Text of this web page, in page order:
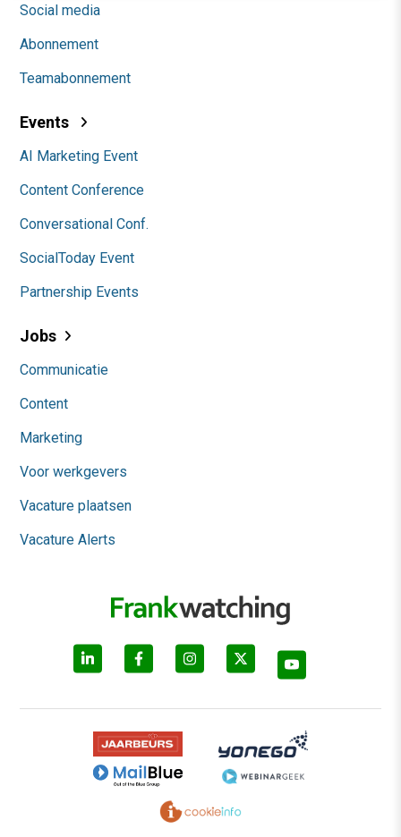
Social media
Abonnement
Teamabonnement
Events
AI Marketing Event
Content Conference
Conversational Conf.
SocialToday Event
Partnership Events
Jobs
Communicatie
Content
Marketing
Voor werkgevers
Vacature plaatsen
Vacature Alerts